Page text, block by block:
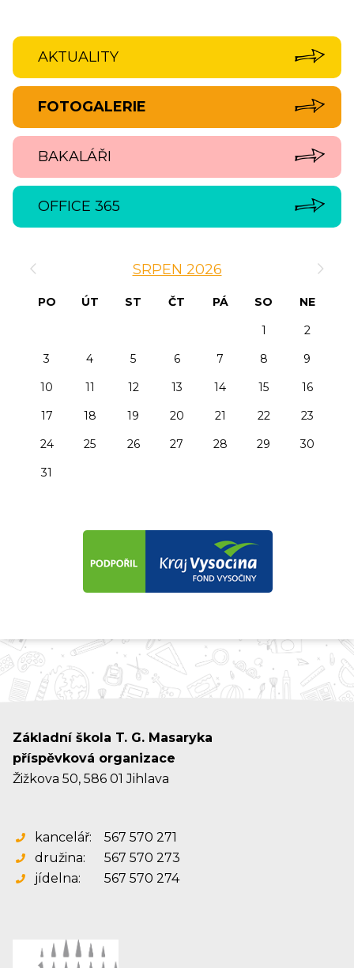
AKTUALITY
FOTOGALERIE
BAKALÁŘI
OFFICE 365
SRPEN 2026
PO ÚT ST ČT PÁ SO
NE
1
2
3
4 5 6 7 8
9
10
11 12 13 14 15
16
17
18 19 20 21 22
23
24
25 26 27 28 29
30
31
Základní škola T. G. Masaryka
příspěvková organizace
Žižkova 50, 586 01 Jihlava
kancelář:
567 570 271
družina:
567 570 273
jídelna:
567 570 274